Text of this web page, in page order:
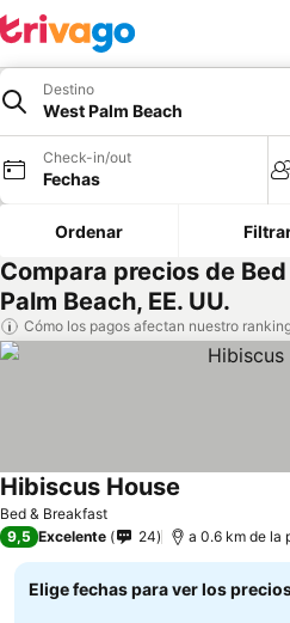
Destino
West Palm Beach
Check-in/out
Fechas
Ordenar
Compara precios de
Palm Beach, EE. UU.
Cómo los pagos afectan nuestro
Bed & Breakfast
Hibiscus House
9,5 Excelente 24 a 0.6 km de la
Elige fechas para ver los